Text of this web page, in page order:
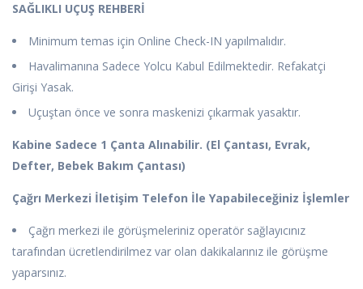
SAĞLIKLI UÇUŞ REHBERİ
Minimum temas için Online Check-IN yapılmalıdır.
Havalimanına Sadece Yolcu Kabul Edilmektedir. Refakatçi
Girişi Yasak.
Uçuştan önce ve sonra maskenizi çıkarmak yasaktır.
Kabine Sadece 1 Çanta Alınabilir. (El Çantası, Evrak,
Defter, Bebek Bakım Çantası)
Çağrı Merkezi İletişim Telefon İle Yapabileceğiniz İşlemler
Çağrı merkezi ile görüşmeleriniz operatör sağlayıcınız
tarafından ücretlendirilmez var olan dakikalarınız ile görüşme
yaparsınız.